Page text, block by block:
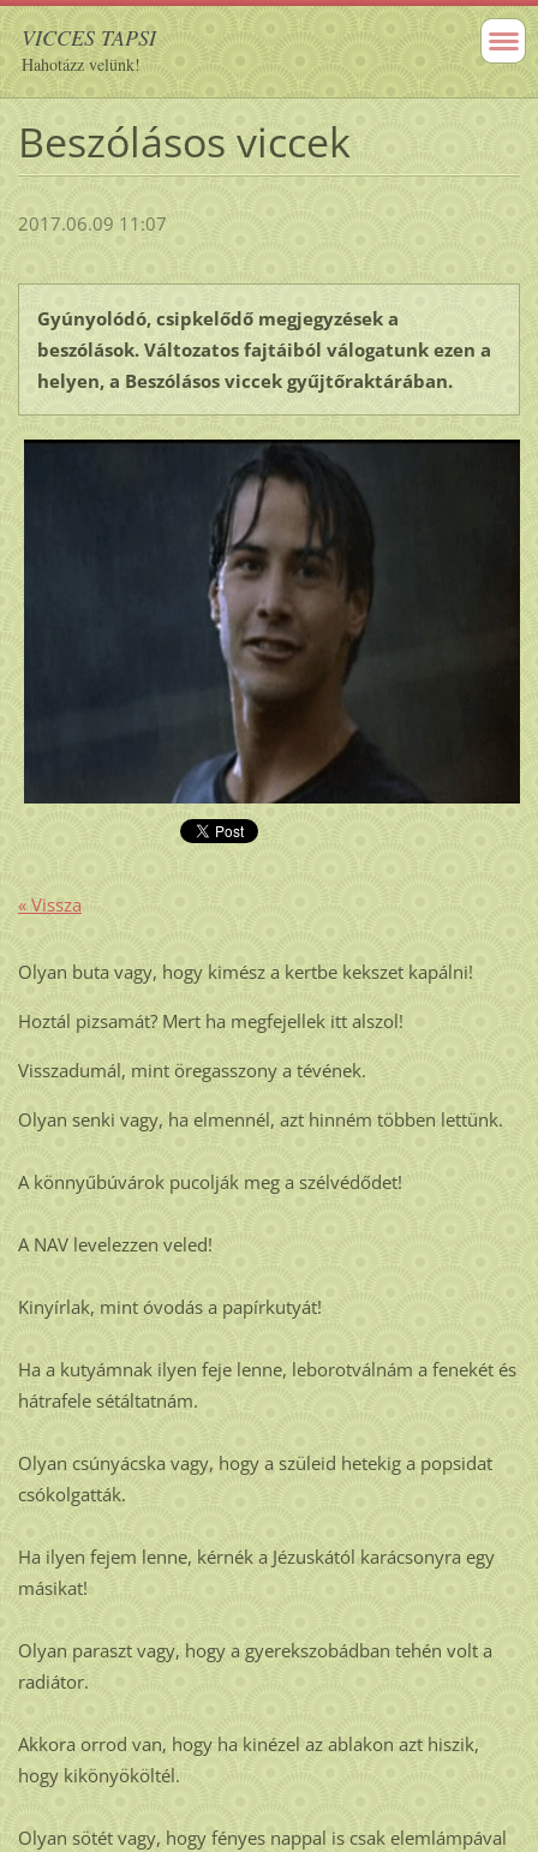
VICCES TAPSI
Hahotázz velünk!
Beszólásos viccek
2017.06.09 11:07
Gyúnyolódó, csipkelődő megjegyzések a
beszólások. Változatos fajtáiból válogatunk ezen a
helyen, a Beszólásos viccek gyűjtőraktárában.
« Vissza
Olyan buta vagy, hogy kimész a kertbe kekszet kapálni!
Hoztál pizsamát? Mert ha megfejellek itt alszol!
Visszadumál, mint öregasszony a tévének.
Olyan senki vagy, ha elmennél, azt hinném többen lettünk.
A könnyűbúvárok pucolják meg a szélvédődet!
A NAV levelezzen veled!
Kinyírlak, mint óvodás a papírkutyát!
Ha a kutyámnak ilyen feje lenne, leborotválnám a fenekét és
hátrafele sétáltatnám.
Olyan csúnyácska vagy, hogy a szüleid hetekig a popsidat
csókolgatták.
Ha ilyen fejem lenne, kérnék a Jézuskától karácsonyra egy
másikat!
Olyan paraszt vagy, hogy a gyerekszobádban tehén volt a
radiátor.
Akkora orrod van, hogy ha kinézel az ablakon azt hiszik,
hogy kikönyököltél.
Olyan sötét vagy, hogy fényes nappal is csak elemlámpával